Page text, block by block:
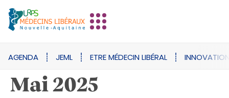
AGENDA JEML ETRE MÉDECIN LIBÉRAL
Mai 2025